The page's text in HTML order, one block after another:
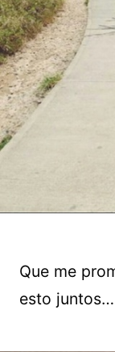
Que me
esto juntos…